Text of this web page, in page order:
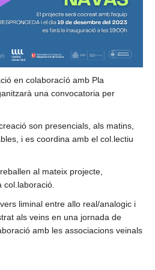
en colaboracíó amb Pla
una convocatoria per
son presencials, als matins,
i es coordina amb el col.lectiu
al mateix projecte,
liminal entre allo real/analogic i
als veins en una jornada de
amb les associacions veinals